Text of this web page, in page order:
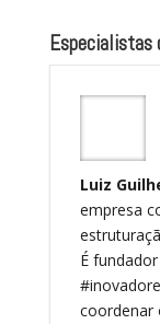
Especialistas
Luiz
empresa
É
coordenar